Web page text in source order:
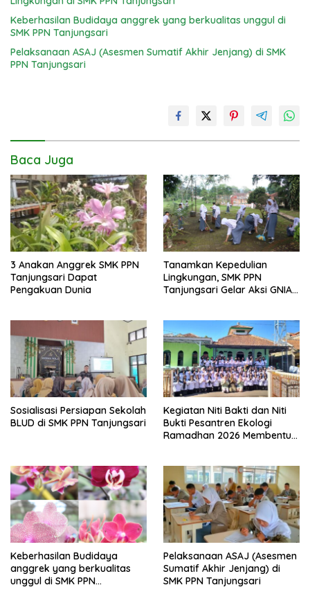
Keberhasilan Budidaya anggrek yang berkualitas unggul di
SMK PPN Tanjungsari
Pelaksanaan ASAJ (Asesmen Sumatif Akhir Jenjang) di SMK
PPN Tanjungsari
Baca Juga
3 Anakan Anggrek SMK PPN
Tanjungsari Dapat
Pengakuan Dunia
Tanamkan Kepedulian
Lingkungan, SMK PPN
Tanjungsari Gelar Aksi GNIA
Sosialisasi Persiapan Sekolah
BLUD di SMK PPN Tanjungsari
Kegiatan Niti Bakti dan Niti
Bukti Pesantren Ekologi
Ramadhan 2026 Membentuk
SMK PPN Tanjungsari
Keberhasilan Budidaya
anggrek yang berkualitas
unggul di SMK PPN
Pelaksanaan ASAJ (Asesmen
Sumatif Akhir Jenjang) di
SMK PPN Tanjungsari